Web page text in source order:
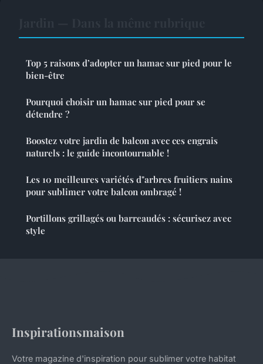
Top 5 raisons d’adopter un hamac sur pied pour le
bien-être
Pourquoi choisir un hamac sur pied pour se
détendre ?
Boostez votre jardin de balcon avec ces engrais
naturels : le guide incontournable !
Les 10 meilleures variétés d"arbres fruitiers nains
pour sublimer votre balcon ombragé !
Portillons grillagés ou barreaudés : sécurisez avec
style
Inspirationsmaison
Votre magazine d'inspiration pour sublimer votre habitat